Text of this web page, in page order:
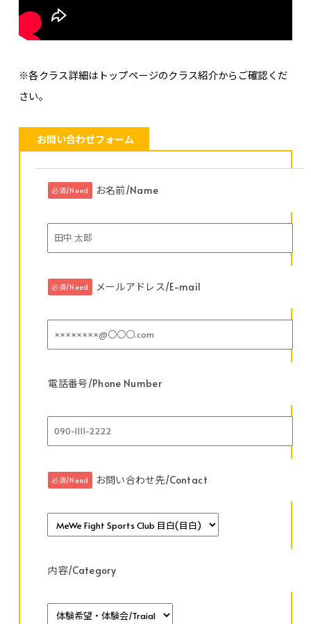
※各クラス詳細はトップページのクラス紹介からご確認くだ
さい。
お問い合わせフォーム
必須/Need お名前/Name
必須/Need メールアドレス/E-mail
電話番号/Phone Number
必須/Need お問い合わせ先/Contact
内容/Category